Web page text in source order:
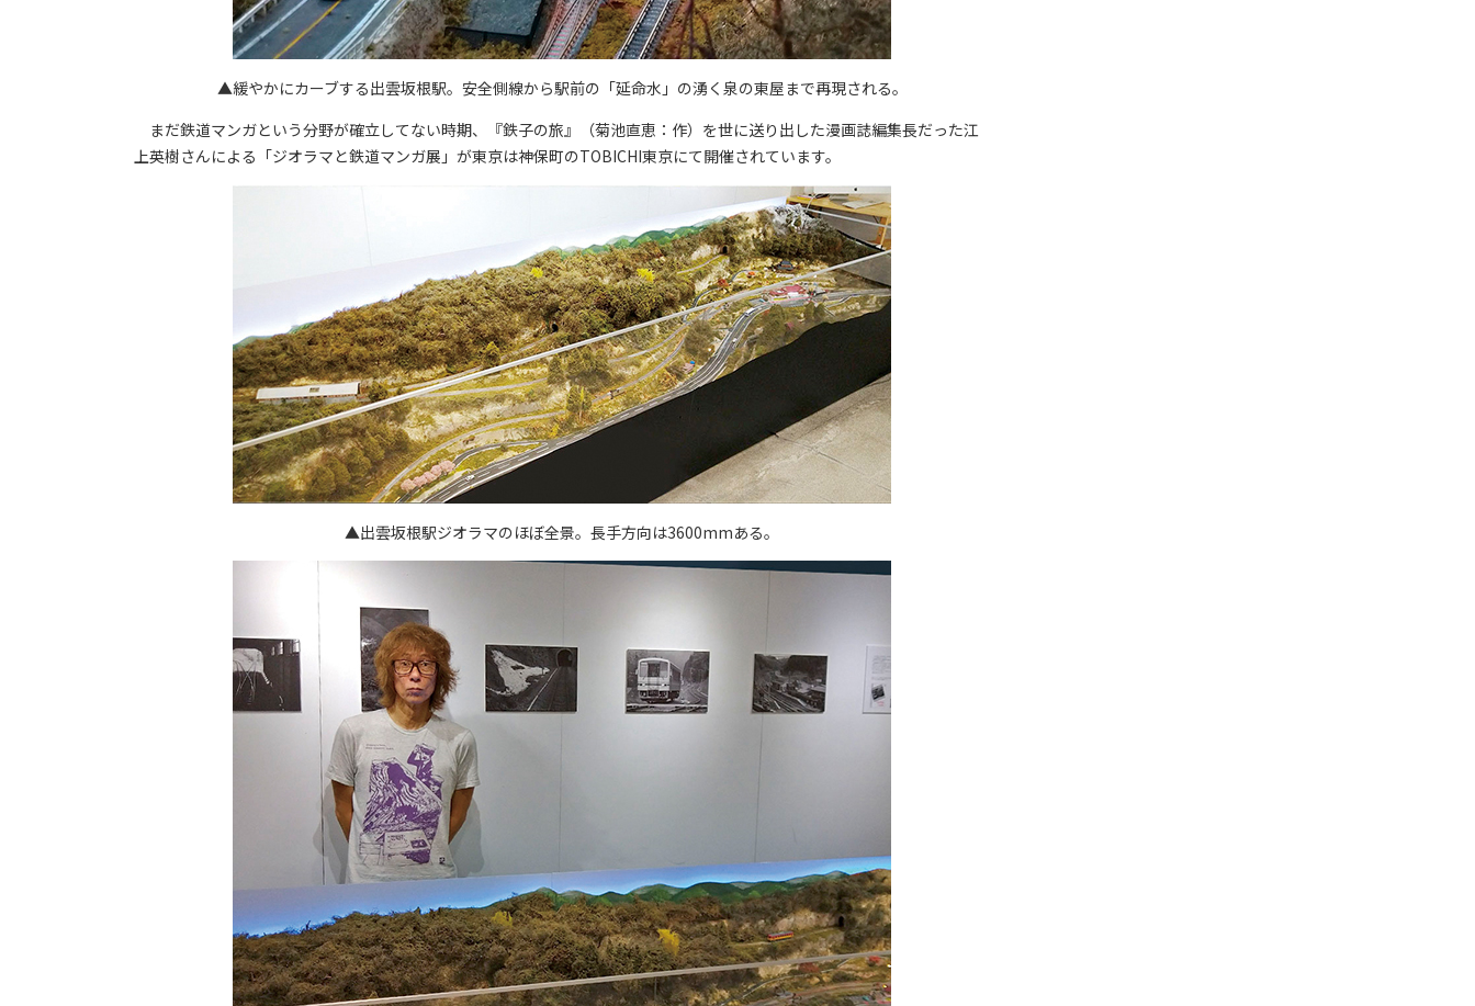
▲緩やかにカーブする出雲坂根駅。安全側線から駅前の「延命水」の湧く泉の東屋まで再現される。
まだ鉄道マンガという分野が確立してない時期、『鉄子の旅』（菊池直恵：作）を世に送り出した漫画誌編集長だった江
上英樹さんによる「ジオラマと鉄道マンガ展」が東京は神保町のTOBICHI東京にて開催されています。
▲出雲坂根駅ジオラマのほぼ全景。長手方向は3600mmある。